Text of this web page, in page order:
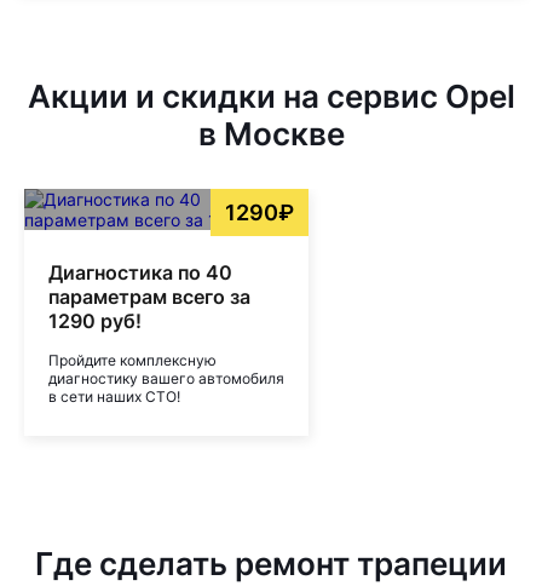
Акции и скидки на сервис Opel
в Москве
1290₽
Диагностика по 40
параметрам всего за
1290 руб!
Пройдите комплексную
диагностику вашего автомобиля
в сети наших СТО!
Где сделать ремонт трапеции